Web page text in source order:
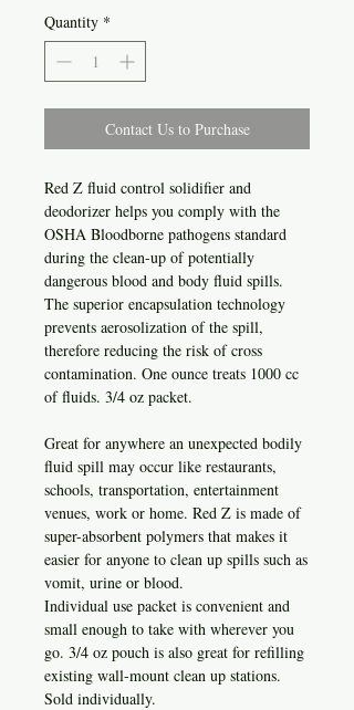
Quantity *
Contact Us to Purchase
Red Z fluid control solidifier and
deodorizer helps you comply with the
OSHA Bloodborne pathogens standard
during the clean-up of potentially
dangerous blood and body fluid spills.
The superior encapsulation technology
prevents aerosolization of the spill,
therefore reducing the risk of cross
contamination. One ounce treats 1000 cc
of fluids. 3/4 oz packet.
Great for anywhere an unexpected bodily
fluid spill may occur like restaurants,
schools, transportation, entertainment
venues, work or home. Red Z is made of
super-absorbent polymers that makes it
easier for anyone to clean up spills such as
vomit, urine or blood.
Individual use packet is convenient and
small enough to take with wherever you
go. 3/4 oz pouch is also great for refilling
existing wall-mount clean up stations.
Sold individually.